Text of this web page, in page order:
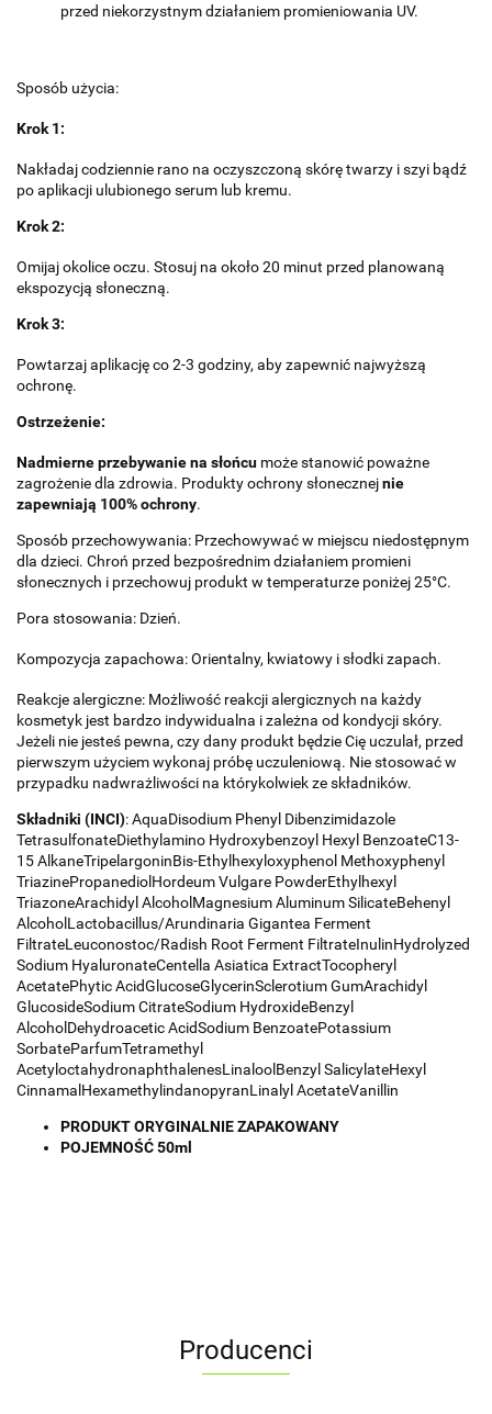
przed niekorzystnym działaniem promieniowania UV.
Sposób użycia:
Krok 1:
Nakładaj codziennie rano na oczyszczoną skórę twarzy i szyi bądź
po aplikacji ulubionego serum lub kremu.
Krok 2:
Omijaj okolice oczu. Stosuj na około 20 minut przed planowaną
ekspozycją słoneczną.
Krok 3:
Powtarzaj aplikację co 2-3 godziny, aby zapewnić najwyższą
ochronę.
Ostrzeżenie:
Nadmierne przebywanie na słońcu może stanowić poważne
zagrożenie dla zdrowia. Produkty ochrony słonecznejnie
zapewniają 100% ochrony.
Sposób przechowywania: Przechowywać w miejscu niedostępnym
dla dzieci. Chroń przed bezpośrednim działaniem promieni
słonecznych i przechowuj produkt w temperaturze poniżej 25°C.
Pora stosowania: Dzień.
Kompozycja zapachowa: Orientalny, kwiatowy i słodki zapach.
Reakcje alergiczne: Możliwość reakcji alergicznych na każdy
kosmetyk jest bardzo indywidualna i zależna od kondycji skóry.
Jeżeli nie jesteś pewna, czy dany produkt będzie Cię uczulał, przed
pierwszym użyciem wykonaj próbę uczuleniową. Nie stosować w
przypadku nadwrażliwości na którykolwiek ze składników.
Składniki (INCI): AquaDisodium Phenyl Dibenzimidazole
TetrasulfonateDiethylamino Hydroxybenzoyl Hexyl BenzoateC13-
15 AlkaneTripelargoninBis-Ethylhexyloxyphenol Methoxyphenyl
TriazinePropanediolHordeum Vulgare PowderEthylhexyl
TriazoneArachidyl AlcoholMagnesium Aluminum SilicateBehenyl
AlcoholLactobacillus/Arundinaria Gigantea Ferment
FiltrateLeuconostoc/Radish Root Ferment FiltrateInulinHydrolyzed
Sodium HyaluronateCentella Asiatica ExtractTocopheryl
AcetatePhytic AcidGlucoseGlycerinSclerotium GumArachidyl
GlucosideSodium CitrateSodium HydroxideBenzyl
AlcoholDehydroacetic AcidSodium BenzoatePotassium
SorbateParfumTetramethyl
AcetyloctahydronaphthalenesLinaloolBenzyl SalicylateHexyl
CinnamalHexamethylindanopyranLinalyl AcetateVanillin
PRODUKT ORYGINALNIE ZAPAKOWANY
POJEMNOŚĆ 50ml
Producenci